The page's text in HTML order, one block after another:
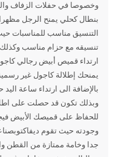
وخصوصا في حفلات الزفاف
بنطال كحلي يمنح الرجل مظهرا
التنسيق مناسب للمناسبات
تنسيقه مع حزام مناسب
ارتداء قميص أبيض رجالي
يمنحك إطلالة كاجول غير
بالإضافة الى ارتداء ساعة
وبذلك تكون قد حصلت على
للحفاظ على قميصك الأبيض
وجودته حيث تقوم
جدا وخامة ممتازة من القطن